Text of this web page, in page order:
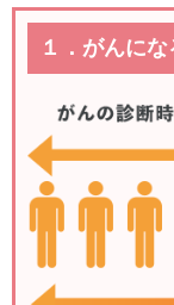
１．がんに